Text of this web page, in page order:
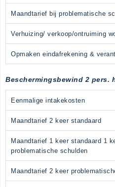
Maandtarief bij problematische
Verhuizing/ verkoop/ontruiming
Opmaken eindafrekening &
Beschermingsbewind 2 pers.
Eenmalige intakekosten
Maandtarief 2 keer standaard
Maandtarief 1 keer standaard 1
problematische schulden
Maandtarief 2 keer